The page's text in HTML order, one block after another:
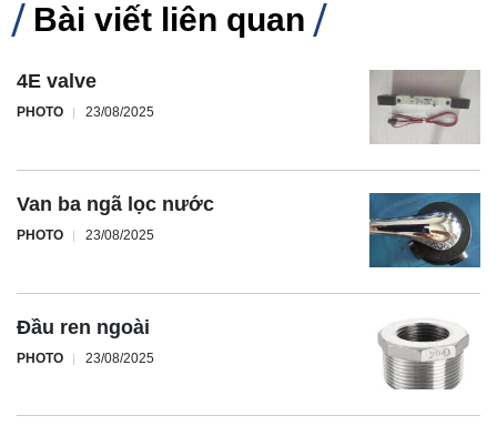
Bài viết liên quan
4E valve
PHOTO 23/08/2025
Van ba ngã lọc nước
PHOTO 23/08/2025
Đầu ren ngoài
PHOTO 23/08/2025